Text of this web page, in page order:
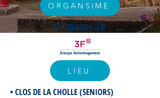
ORGANSIME
3F IMMOBILIER
LIEU
• CLOS DE LA CHOLLE (SENIORS)